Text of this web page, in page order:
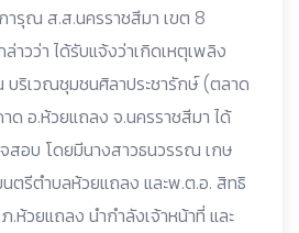
ารุณ ส.ส.นครราชสีมา เขต 8
าวว่า ได้รับแจ้งว่าเกิดเหตุเพลิง
บริเวณชุมชนศิลาประชารักษ์ (ตลาด
ด อ.ห้วยแถลง จ.นครราชสีมา ได้
สอบ โดยมีนางสาวธนวรรณ เกษ
ตรีตำบลห้วยแถลง และพ.ต.อ. สิทธิ
วยแถลง นำกำลังเจ้าหน้าที่ และ